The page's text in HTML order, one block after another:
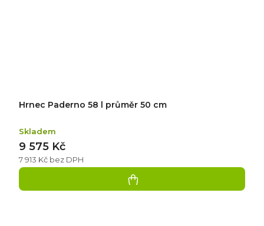
Hrnec Paderno 58 l průměr 50 cm
Skladem
7 913 Kč bez DPH
9 575 Kč